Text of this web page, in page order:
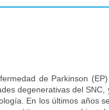
de Parkinson
degenerativas del SNC,
En los últimos años